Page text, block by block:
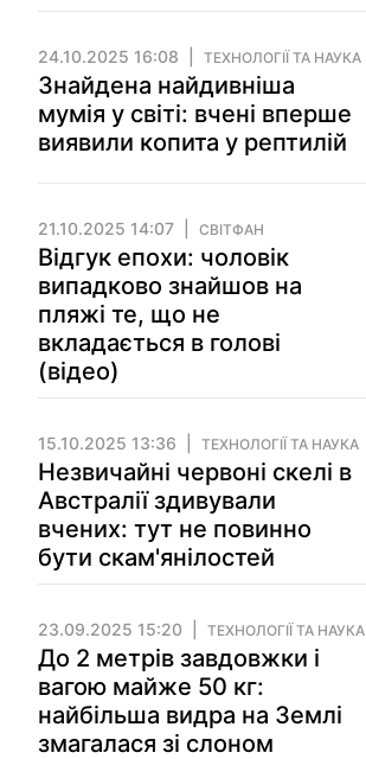
24.10.2025 16:08 ТЕХНОЛОГІЇ ТА НАУКА
Знайдена найдивніша
мумія у світі: вчені вперше
виявили копита у рептилій
21.10.2025 14:07 СВІТФАН
Відгук епохи: чоловік
випадково знайшов на
пляжі те, що не
вкладається в голові
(відео)
15.10.2025 13:36 ТЕХНОЛОГІЇ ТА НАУКА
Незвичайні червоні скелі в
Австралії здивували
вчених: тут не повинно
бути скам'янілостей
23.09.2025 15:20 ТЕХНОЛОГІЇ ТА НАУКА
До 2 метрів завдовжки і
вагою майже 50 кг:
найбільша видра на Землі
змагалася зі слоном